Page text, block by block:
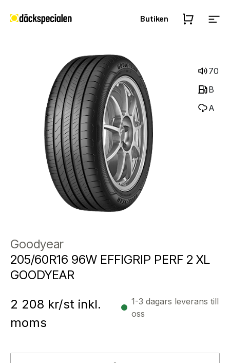
Butiken
70
B
A
Goodyear
205/60R16 96W EFFIGRIP PERF 2 XL
GOODYEAR
2 208 kr/st inkl.
moms
1-3 dagars leverans till
oss